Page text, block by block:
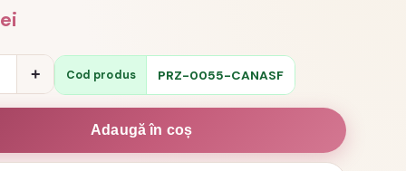
+ Cod produs PRZ-0055-CANASF
Adaugă în coș